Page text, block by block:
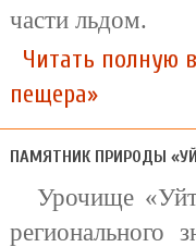
части льдом.
Читать полную
пещера»
ПАМЯТНИК ПРИРОДЫ
Урочище
регионального